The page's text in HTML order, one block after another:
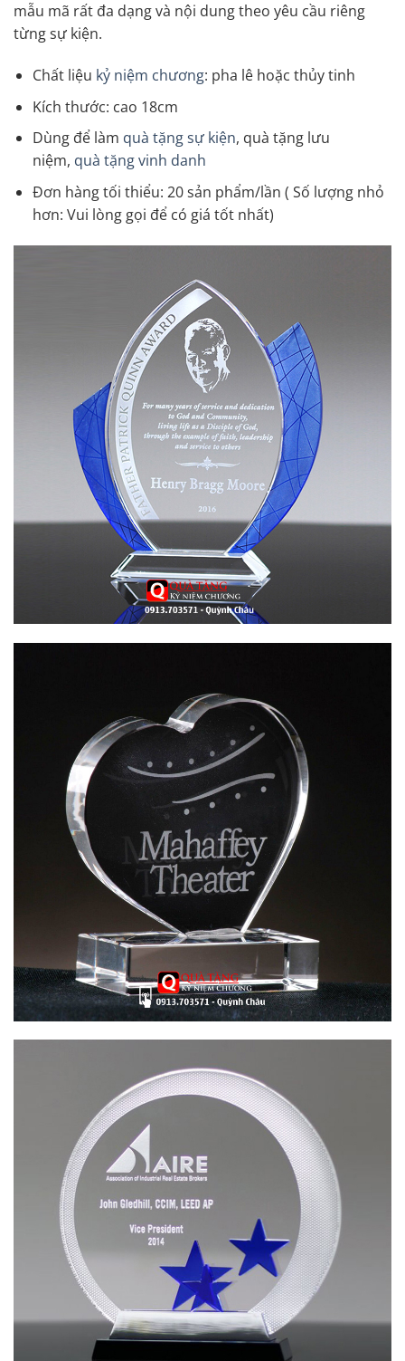
mẫu mã rất đa dạng và nội dung theo yêu cầu riêng
từng sự kiện.
Chất liệu kỷ niệm chương: pha lê hoặc thủy tinh
Kích thước: cao 18cm
Dùng để làm quà tặng sự kiện, quà tặng lưu
niệm, quà tặng vinh danh
Đơn hàng tối thiểu: 20 sản phẩm/lần ( Số lượng nhỏ
hơn: Vui lòng gọi để có giá tốt nhất)